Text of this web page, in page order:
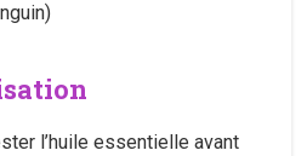
l’huile essentielle avant